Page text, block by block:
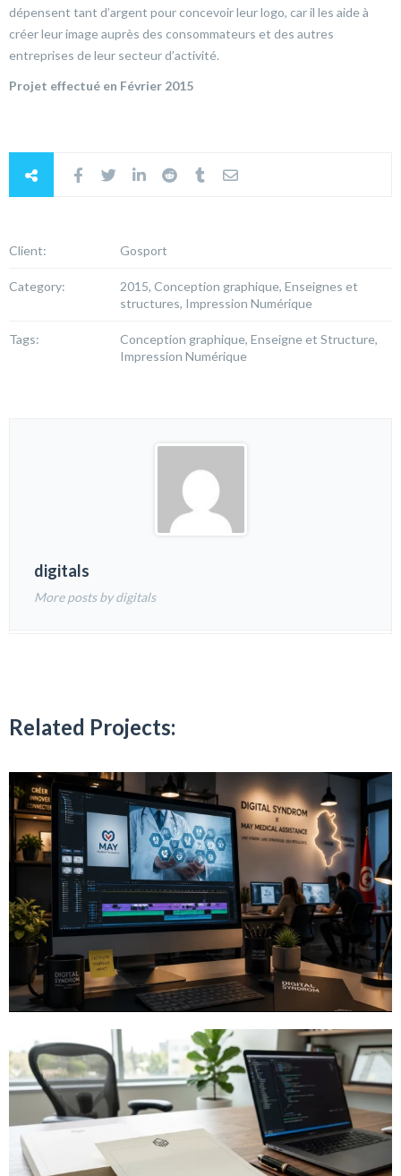
dépensent tant d’argent pour concevoir leur logo, car il les aide à
créer leur image auprès des consommateurs et des autres
entreprises de leur secteur d’activité.
Projet effectué en Février 2015
Client: Gosport
Category:
2015, Conception graphique, Enseignes et
structures, Impression Numérique
Tags:
Conception graphique, Enseigne et Structure,
Impression Numérique
digitals
More posts by digitals
Related Projects: